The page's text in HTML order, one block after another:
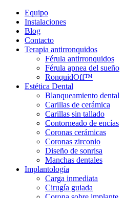
Equipo
Instalaciones
Blog
Contacto
Terapia antirronquidos
Férula antirronquidos
Férula apnea del sueño
RonquidOff™
Estética Dental
Blanqueamiento dental
Carillas de cerámica
Carillas sin tallado
Contorneado de encías
Coronas cerámicas
Coronas zirconio
Diseño de sonrisa
Manchas dentales
Implantología
Carga inmediata
Cirugía guiada